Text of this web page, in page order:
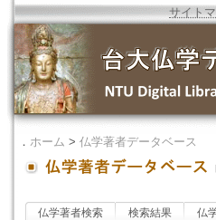
サイト
． ホーム > 仏学著者データベース
仏学著者検索 検索結果 仏